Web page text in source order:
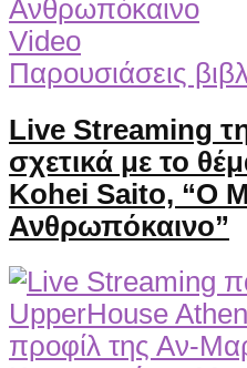
Video
Παρουσιάσεις
Live Streaming
σχετικά με το
Kohei Saito, “Ο
Ανθρωπόκαινο”